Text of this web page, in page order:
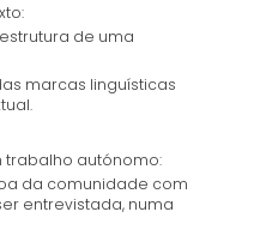
de uma
marcas linguísticas
trabalho autónomo:
da comunidade com
entrevistada, numa